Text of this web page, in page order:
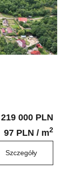
219 000 PLN
97 PLN / m2
Szczegóły